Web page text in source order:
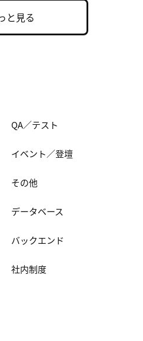
と見る
QA／テスト
イベント／登壇
その他
データベース
バックエンド
社内制度